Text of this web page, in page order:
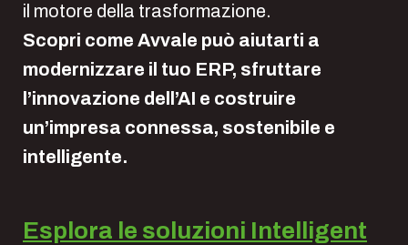
il motore della trasformazione.
Scopri come Avvale può aiutarti a
modernizzare il tuo ERP, sfruttare
l’innovazione dell’AI e costruire
un’impresa connessa, sostenibile e
intelligente.
Esplora le soluzioni Intelligent